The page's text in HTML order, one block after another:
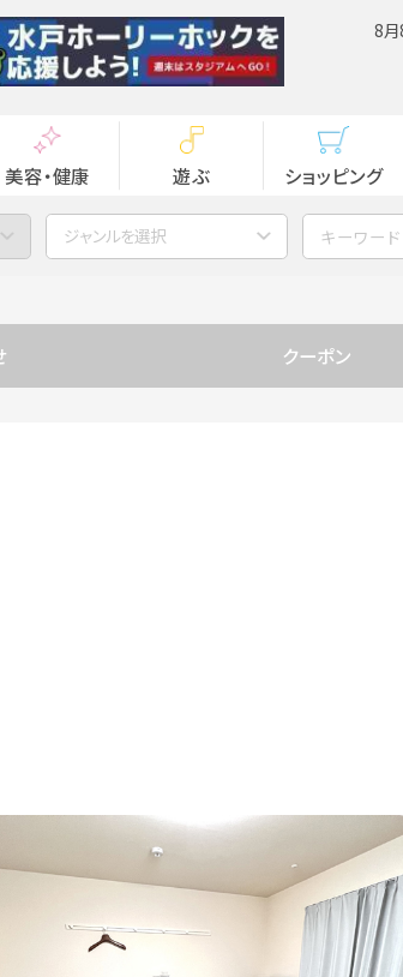
8月
美容・健康 遊ぶ ショッピング
ジャンルを選択
クーポン